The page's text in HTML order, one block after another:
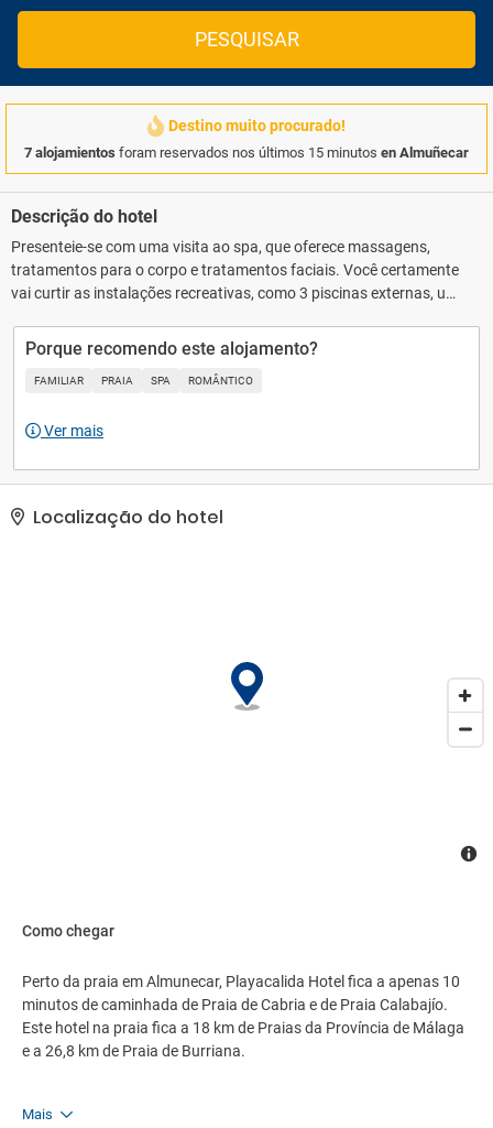
PESQUISAR
Destino muito procurado!
7 alojamientos foram reservados nos últimos 15 minutos en Almuñecar
Descrição do hotel
Presenteie-se com uma visita ao spa, que oferece massagens,
tratamentos para o corpo e tratamentos faciais. Você certamente
vai curtir as instalações recreativas, como 3 piscinas externas, um
serviços de concierge e loja de presentes/banca de jornal.. As
comodidades presentes incluem um business center, serviço de
lavanderia e lavagem a seco e balcão de recepção 24 horas..
Porque recomendo este alojamento?
FAMILIAR PRAIA SPA ROMÂNTICO
Ver mais
Localização do hotel
Como chegar
Perto da praia em Almunecar, Playacalida Hotel fica a apenas 10
minutos de caminhada de Praia de Cabria e de Praia Calabajío.
Este hotel na praia fica a 18 km de Praias da Província de Málaga
e a 26,8 km de Praia de Burriana.
Mais